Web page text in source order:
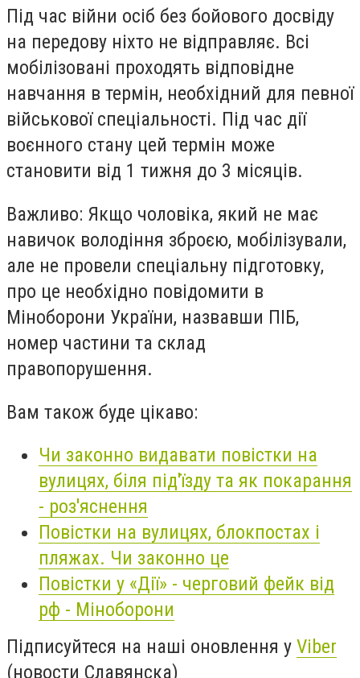
Під час війни осіб без бойового досвіду
на передову ніхто не відправляє. Всі
мобілізовані проходять відповідне
навчання в термін, необхідний для певної
військової спеціальності. Під час дії
воєнного стану цей термін може
становити від 1 тижня до 3 місяців.
Важливо: Якщо чоловіка, який не має
навичок володіння зброєю, мобілізували,
але не провели спеціальну підготовку,
про це необхідно повідомити в
Міноборони України, назвавши ПІБ,
номер частини та склад
правопорушення.
Вам також буде цікаво:
Чи законно видавати повістки на
вулицях, біля під'їзду та як покарання
- роз'яснення
Повістки на вулицях, блокпостах і
пляжах. Чи законно це
Повістки у «Дії» - черговий фейк від
рф - Міноборони
Підписуйтеся на наші оновлення у Viber
(новости Славянска)